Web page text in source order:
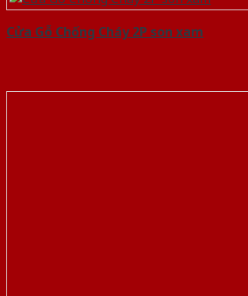
Cửa Gỗ Chống Cháy 2P son xam